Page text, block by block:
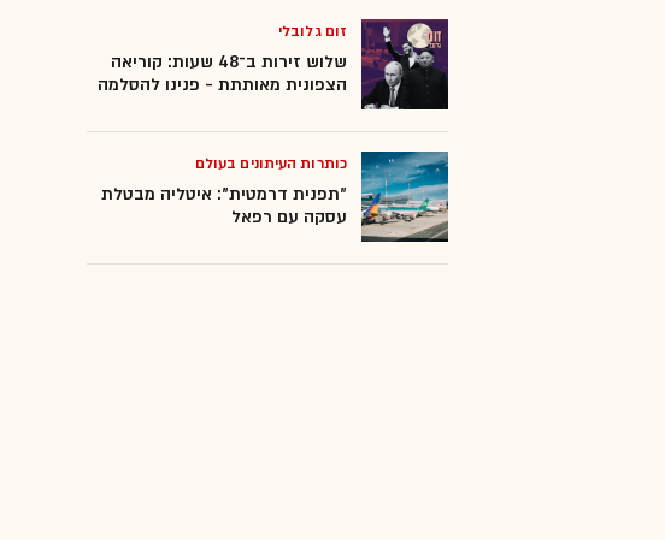
זום גלובלי
שלוש זירות ב־48 שעות: קוריאה
הצפונית מאותתת - פנינו להסלמה
כותרות העיתונים בעולם
"תפנית דרמטית": איטליה מבטלת
עסקה עם רפאל